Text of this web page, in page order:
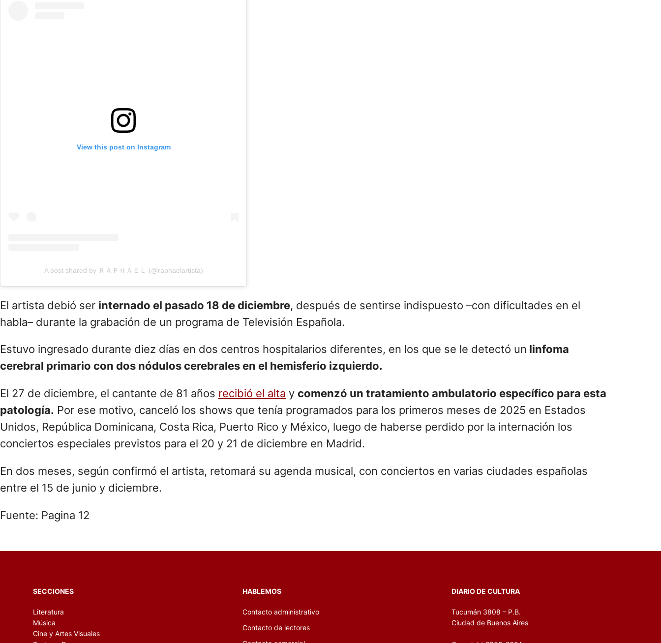
View this post on Instagram
A post shared by ＲＡＰＨＡＥＬ (@raphaelartista)
El artista debió ser internado el pasado 18 de diciembre, después de sentirse indispuesto –con dificultades en el
habla– durante la grabación de un programa de Televisión Española.
Estuvo ingresado durante diez días en dos centros hospitalarios diferentes, en los que se le detectó un linfoma
cerebral primario con dos nódulos cerebrales en el hemisferio izquierdo.
El 27 de diciembre, el cantante de 81 años recibió el alta y comenzó un tratamiento ambulatorio específico para esta
patología. Por ese motivo, canceló los shows que tenía programados para los primeros meses de 2025 en Estados
Unidos, República Dominicana, Costa Rica, Puerto Rico y México, luego de haberse perdido por la internación los
conciertos especiales previstos para el 20 y 21 de diciembre en Madrid.
En dos meses, según confirmó el artista, retomará su agenda musical, con conciertos en varias ciudades españolas
entre el 15 de junio y diciembre.
Fuente: Pagina 12
SECCIONES
Literatura
Música
Cine y Artes Visuales
HABLEMOS
Contacto administrativo
Contacto de lectores
DIARIO DE CULTURA
Tucumán 3808 – P.B.
Ciudad de Buenos Aires